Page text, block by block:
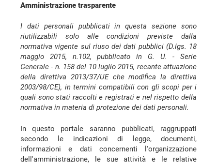
Amministrazione trasparente
I dati personali pubblicati in questa sezione sono
riutilizzabili solo alle condizioni previste dalla
normativa vigente sul riuso dei dati pubblici (D.lgs. 18
maggio 2015, n.102, pubblicato in G. U. - Serie
Generale - n. 158 del 10 luglio 2015, recante attuazione
della direttiva 2013/37/UE che modifica la direttiva
2003/98/CE), in termini compatibili con gli scopi per i
quali sono stati raccolti e registrati e nel rispetto della
normativa in materia di protezione dei dati personali.
In questo portale saranno pubblicati, raggruppati
secondo le indicazioni di legge, documenti,
informazioni e dati concernenti l'organizzazione
dell'amministrazione, le sue attività e le relative